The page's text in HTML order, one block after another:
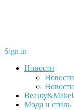
Sign in
Новости
Мода и стиль